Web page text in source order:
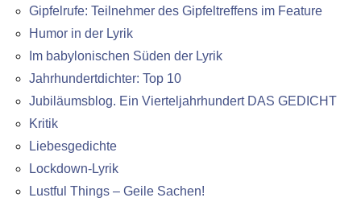
Gipfelrufe: Teilnehmer des Gipfeltreffens im Feature
Humor in der Lyrik
Im babylonischen Süden der Lyrik
Jahrhundertdichter: Top 10
Jubiläumsblog. Ein Vierteljahrhundert DAS GEDICHT
Kritik
Liebesgedichte
Lockdown-Lyrik
Lustful Things – Geile Sachen!